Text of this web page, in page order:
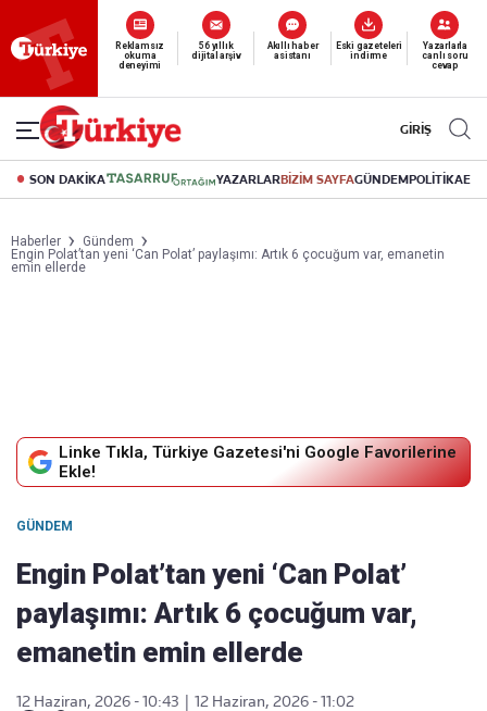
Reklamsız
okuma
deneyimi
56 yıllık
dijital arşiv
Akıllı haber
asistanı
Eski gazeteleri
indirme
Yazarlarla
canlı soru
cevap
GİRİŞ
SON DAKİKA YAZARLARBİZİM SAYFAGÜNDEMPOLİTİKA
Haberler
Gündem
Engin Polat’tan yeni ‘Can Polat’ paylaşımı: Artık 6 çocuğum var, emanetin
emin ellerde
Linke Tıkla, Türkiye Gazetesi'ni Google Favorilerine
Ekle!
GÜNDEM
Engin Polat’tan yeni ‘Can Polat’
paylaşımı: Artık 6 çocuğum var,
emanetin emin ellerde
12 Haziran, 2026 - 10:43
12 Haziran, 2026 - 11:02